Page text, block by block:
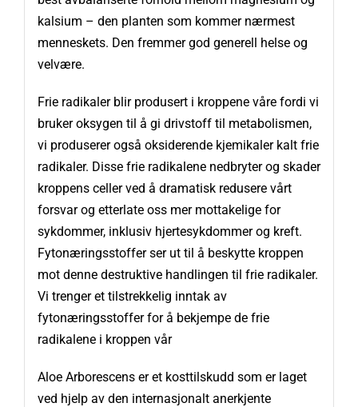
kalsium – den planten som kommer nærmest
menneskets. Den fremmer god generell helse og
velvære.
Frie radikaler blir produsert i kroppene våre fordi vi
bruker oksygen til å gi drivstoff til metabolismen,
vi produserer også oksiderende kjemikaler kalt frie
radikaler. Disse frie radikalene nedbryter og skader
kroppens celler ved å dramatisk redusere vårt
forsvar og etterlate oss mer mottakelige for
sykdommer, inklusiv hjertesykdommer og kreft.
Fytonæringsstoffer ser ut til å beskytte kroppen
mot denne destruktive handlingen til frie radikaler.
Vi trenger et tilstrekkelig inntak av
fytonæringsstoffer for å bekjempe de frie
radikalene i kroppen vår
Aloe Arborescens er et kosttilskudd som er laget
ved hjelp av den internasjonalt anerkjente